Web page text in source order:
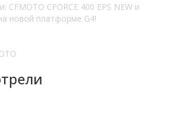
CFORCE 400 EPS NEW и
новой платформе G4!